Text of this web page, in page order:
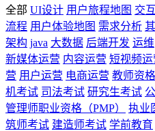
全部 UI设计 用户旅程地图 交
流程 用户体验地图 需求分析
架构 java 大数据 后端开发 运维
新媒体运营 内容运营 短视频运
营 用户运营 电商运营 教师资
机考试 司法考试 研究生考试
管理师职业资格（PMP）
执业
筑师考试 建造师考试 学前教育